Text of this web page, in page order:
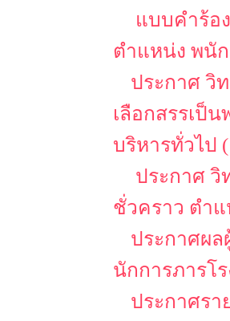
แบบคำร้อ
ตำแหน่ง พนั
ประกาศ วิ
เลือกสรรเป็
บริหารทั่วไป
ประกาศ วิ
ชั่วคราว ตำแ
ประกาศผ
นักการภารโร
ประกาศรา